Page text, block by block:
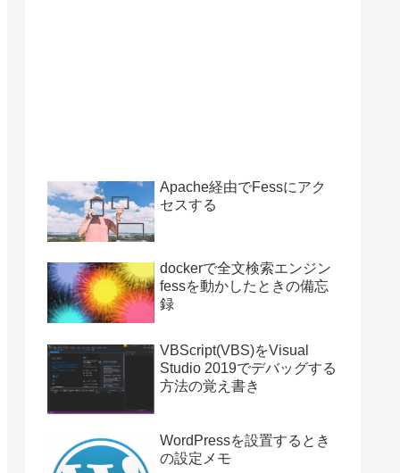
track words
Apache経由でFessにアク
セスする
dockerで全文検索エンジン
fessを動かしたときの備忘
録
VBScript(VBS)をVisual
Studio 2019でデバッグする
方法の覚え書き
WordPressを設置するとき
の設定メモ